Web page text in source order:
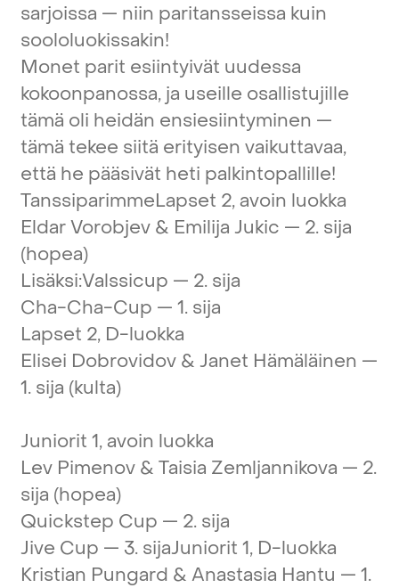
sarjoissa — niin paritansseissa kuin
soololuokissakin!
Monet parit esiintyivät uudessa
kokoonpanossa, ja useille osallistujille
tämä oli heidän ensiesiintyminen —
tämä tekee siitä erityisen vaikuttavaa,
että he pääsivät heti palkintopallille!
TanssiparimmeLapset 2,avoin luokka
EldarVorobjev & Emilija Jukic — 2. sija
(hopea)
Lisäksi:Valssicup — 2. sija
Cha-Cha-Cup — 1. sija
Lapset 2, D-luokka
Elisei Dobrovidov & Janet Hämäläinen —
1. sija (kulta)
Juniorit 1,avoin luokka
Lev Pimenov & Taisia Zemljannikova — 2.
sija (hopea)
Quickstep Cup — 2. sija
Jive Cup — 3. sijaJuniorit 1, D-luokka
Kristian Pungard & Anastasia Hantu — 1.